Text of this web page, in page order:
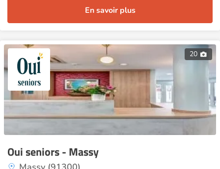
En savoir plus
20
Oui seniors - Massy